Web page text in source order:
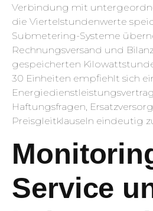
Verbindung mit
die Viertelstundenwerte
Submetering-Systeme
Rechnungsversand und
gespeicherten
30 Einheiten empfiehlt sich
Haftungsfragen,
Preisgleitklauseln eindeutig
Service